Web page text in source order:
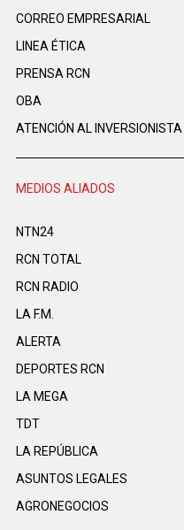
CORREO EMPRESARIAL
LINEA ÉTICA
PRENSA RCN
OBA
ATENCIÓN AL INVERSIONISTA
MEDIOS ALIADOS
NTN24
RCN TOTAL
RCN RADIO
LA F.M.
ALERTA
DEPORTES RCN
LA MEGA
TDT
LA REPÚBLICA
ASUNTOS LEGALES
AGRONEGOCIOS